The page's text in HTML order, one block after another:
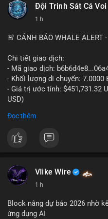
#binancesquare #cryptonews
#regulation
$btc $eth
#vlikevn #titanbot
📰 Nguồn: CoinDesk
Đội Trinh Sát Cá Voi
1 h
🚨 CẢNH BÁO WHALE ALERT
Chi tiết giao dịch:
- Mã giao dịch:
- Khối lượng di chuyển: 7.0000
- Giá trị ước tính: $451,731.32
USD)
Cá voi chuyển 7 BTC trị giá
không xác định. Quy mô này
tiếp lên thị trường. Với mức
khả năng tái phân bổ danh
hưởng nhẹ, nhưng không đủ
Đọc thêm
Vlike Wire
1 h
Block nâng dự báo 2026 nhờ
ứng dụng AI